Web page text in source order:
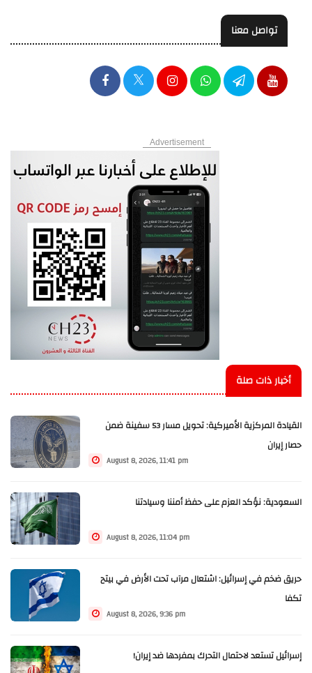
تواصل معنا
Advertisement
أخبار ذات صلة
القيادة المركزية الأميركية: تحويل مسار 53 سفينة ضمن
حصار إيران
August 8, 2026, 11:41 pm
السعودية: نؤكد العزم على حفظ أمننا وسيادتنا
August 8, 2026, 11:04 pm
حريق ضخم في إسرائيل: اشتعال مرآب تحت الأرض في بيتح
تكفا
August 8, 2026, 9:36 pm
إسرائيل تستعد لاحتمال التحرك بمفردها ضد إيران!